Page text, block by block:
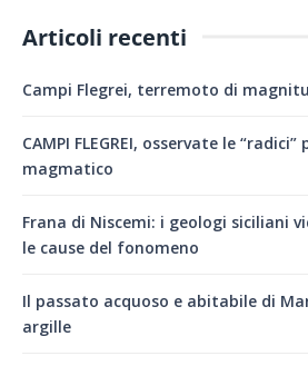
Articoli recenti
Campi Flegrei, terremoto di
CAMPI FLEGREI, osservate le
magmatico
Frana di Niscemi: i geologi siciliani
le cause del fonomeno
Il passato acquoso e abitabile di
argille